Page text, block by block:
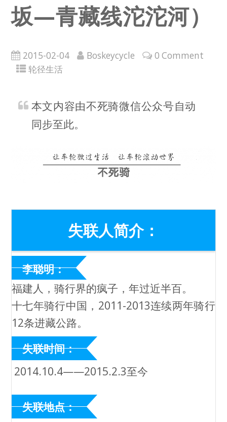
坂—青藏线沱沱河）
2015-02-04 Boskeycycle
0 Comment
轮径生活
本文内容由不死骑微信公众号自动
同步至此。
失联人简介：
李聪明：
福建人，骑行界的疯子，年过近半百。
十七年骑行中国，2011-2013连续两年骑行
12条进藏公路。
失联时间：
2014.10.4——2015.2.3至今
失联地点：